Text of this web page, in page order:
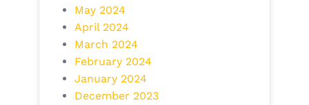
May 2024
April 2024
March 2024
February 2024
January 2024
December 2023